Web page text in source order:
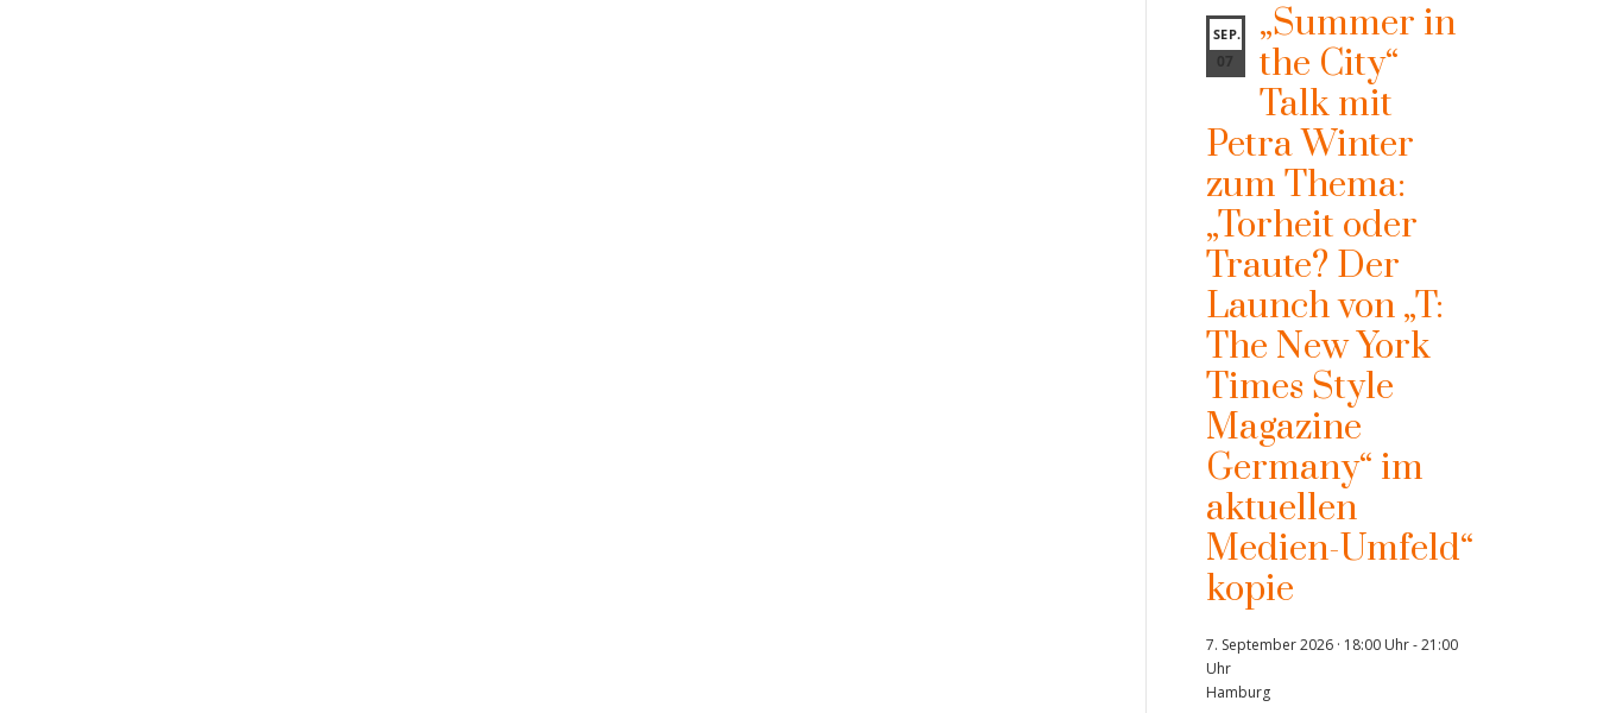
SEP.
07
„Summer in
the City“
Talk mit
Petra Winter
zum Thema:
„Torheit oder
Traute? Der
Launch von „T:
The New York
Times Style
Magazine
Germany“ im
aktuellen
Medien-Umfeld“
kopie
7. September 2026 · 18:00 Uhr-21:00
Uhr
Hamburg